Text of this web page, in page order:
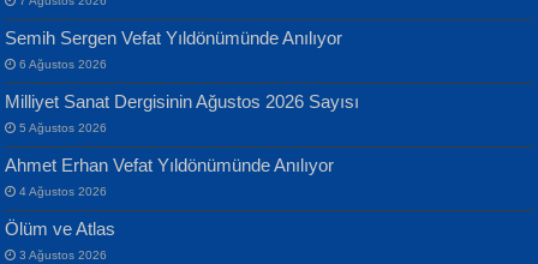
ATİLLA ÖZEN
Sultan Olmadan Önce Eyüp...
Banu Sancak
Defterimden İçeri...
Semih Sergen Vefat Yıldönümünde Anılıyor
6 Ağustos 2026
Milliyet Sanat Dergisinin Ağustos 2026 Sayısı
5 Ağustos 2026
Ahmet Erhan Vefat Yıldönümünde Anılıyor
4 Ağustos 2026
Ölüm ve Atlas
3 Ağustos 2026